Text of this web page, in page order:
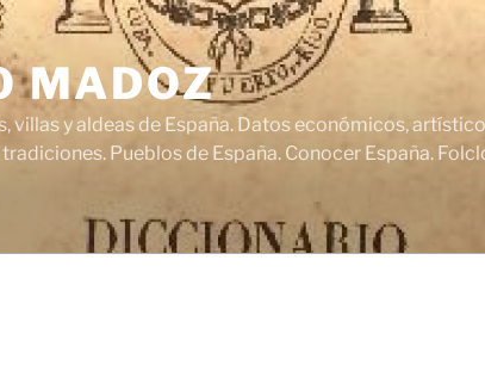
MADOZ
villas y aldeas de España. Datos económicos,
Pueblos de España. Conocer España.